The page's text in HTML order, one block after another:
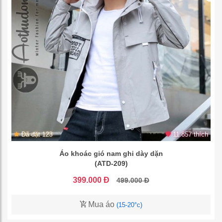
Đã đặt 123 11.857 thích
Áo khoác gió nam ghi dày dặn
(ATD-209)
399.000 Đ 499.000 Đ
Mua áo (15-20°c)